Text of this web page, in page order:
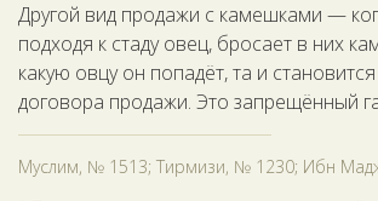
Другой вид продажи с камешками —
подходя к стаду овец, бросает в них
какую овцу он попадёт, та и
договора продажи. Это запрещённый
Муслим, № 1513; Тирмизи, № 1230; Ибн